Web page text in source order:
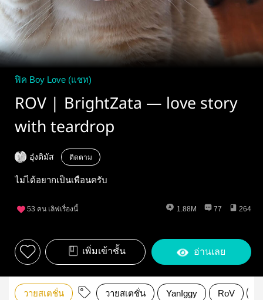
ฟิค Boy Love (แชท)
ROV | BrightZata — love story
with teardrop
อุ๋งติมัส ติดตาม
ไม่ได้อยากเป็นเพื่อนครับ
53 คน เลิฟเรื่องนี้ 1.88M 77 264
เพิ่มเข้าชั้น อ่านเลย
วายสเตชั่น วายสเตชั่น YanIggy RoV